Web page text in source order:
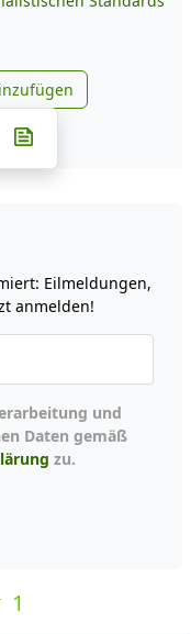
zu Google
Whatsapp
auf Telegram
teilen
auf X
Eilmeldungen,
anmelden!
Daten gemäß
zu.
1